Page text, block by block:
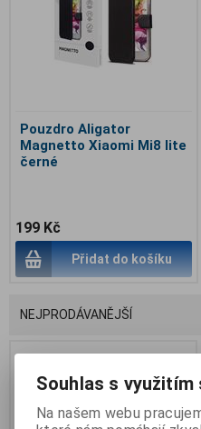
Pouzdro Aligator
Magnetto Xiaomi Mi8 lite
černé
199 Kč
Přidat do košíku
NEJPRODÁVANĚJŠÍ
Souhlas s
Na našem webu